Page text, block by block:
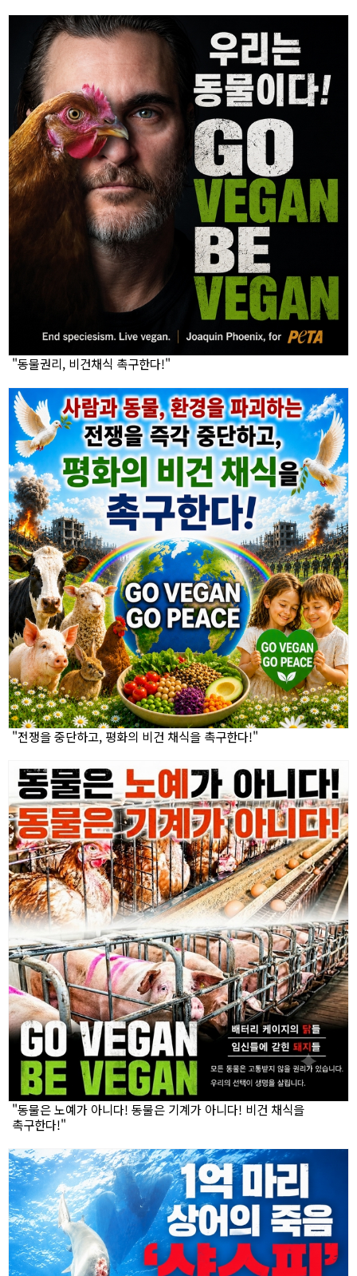
"동물권리, 비건채식 촉구한다!"
"전쟁을 중단하고, 평화의 비건 채식을 촉구한다!"
"동물은 노예가 아니다! 동물은 기계가 아니다! 비건 채식을
촉구한다!"